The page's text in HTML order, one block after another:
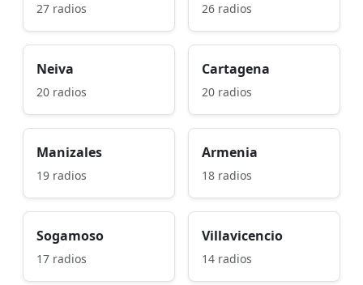
27 radios 26 radios
Neiva
20 radios
Cartagena
20 radios
Manizales
19 radios
Armenia
18 radios
Sogamoso
17 radios
Villavicencio
14 radios